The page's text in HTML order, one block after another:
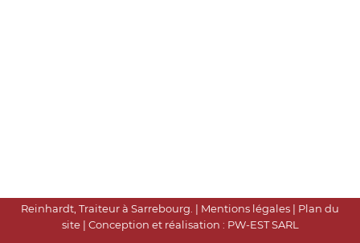
Reinhardt, Traiteur à Sarrebourg. | Mentions légales | Plan du
site| Conception et réalisation : PW-ESTSARL